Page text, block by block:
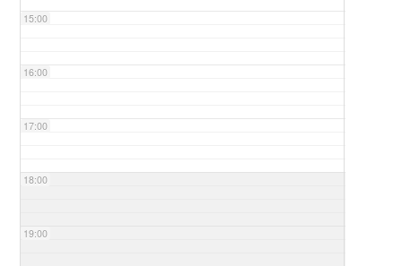
15:00
16:00
17:00
18:00
19:00